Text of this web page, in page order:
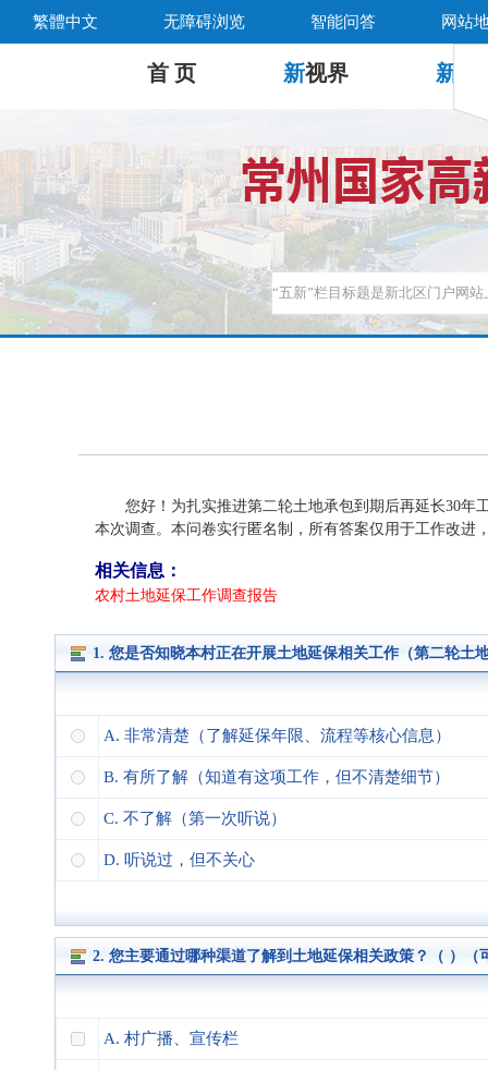
繁體中文 无障碍浏览 智能问答 网站
首 页 新视界 新
您好！为扎实推进第二轮土地承包到期后再延长30年
本次调查。本问卷实行匿名制，所有答案仅用于工作改进
相关信息：
农村土地延保工作调查报告
1. 您是否知晓本村正在开展土地延保相关工作（第二轮土
A. 非常清楚（了解延保年限、流程等核心信息）
B. 有所了解（知道有这项工作，但不清楚细节）
C. 不了解（第一次听说）
D. 听说过，但不关心
2. 您主要通过哪种渠道了解到土地延保相关政策？（ ）（
A. 村广播、宣传栏